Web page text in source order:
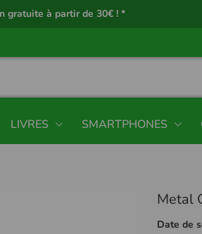
gratuite à partir de 30€ ! *
LIVRES SMARTPHONES
Metal
Date de